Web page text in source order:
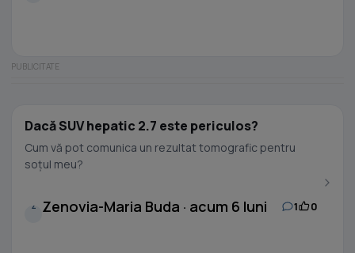
Dacă SUV hepatic 2.7 este periculos?
Cum vă pot comunica un rezultat tomografic pentru
soțul meu?
Z Zenovia-Maria Buda · acum 6 luni 1 0